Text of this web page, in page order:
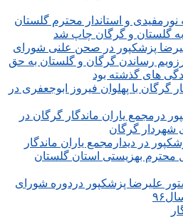
نورمفیدی و استاندار محترم گلستان
گلستان و گرگان چاپ شد
پزشکپور در صحن علنی شورای
رساندن گرگان و گلستان به حق
های گذشته بود
گرگان با پهلوان فیروز ابوجعفری در
درمجمع یاران ماندگار گرگان در
شهردار گرگان
در دیدارمجمع یاران ماندگار
محترم بهزیستی استان گلستان
علیرضا پزشکپور دردوره شورای